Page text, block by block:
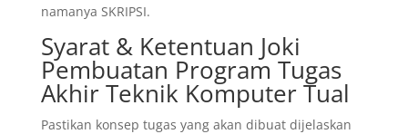
namanya SKRIPSI.
Syarat & Ketentuan Joki
Pembuatan Program Tugas
Akhir Teknik Komputer Tual
Pastikan konsep tugas yang akan dibuat dijelaskan